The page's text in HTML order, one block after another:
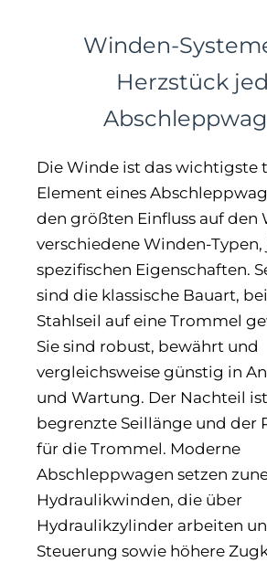
Winden-
Herzstück
Die Winde ist das wichtigste
Element eines
den größten Einfluss auf den
verschiedene Winden-
spezifischen Eigenschaften.
sind die klassische Bauart,
Stahlseil auf eine Trommel
Sie sind robust, bewährt und
vergleichsweise günstig in
und Wartung. Der Nachteil
begrenzte Seillänge und der
für die Trommel. Moderne
Abschleppwagen setzen
Hydraulikwinden, die über
Hydraulikzylinder arbeiten
Steuerung sowie höhere